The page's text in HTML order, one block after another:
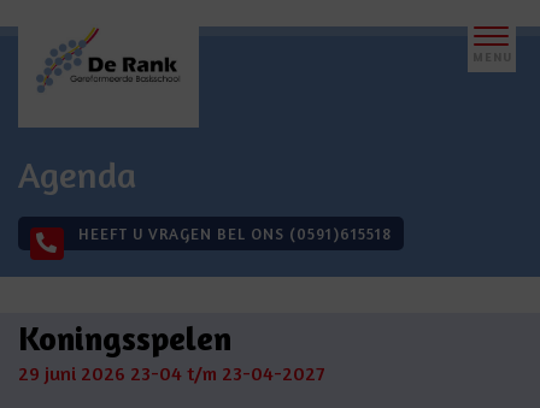
Agenda
HEEFT U VRAGEN BEL ONS (0591)615518
Koningsspelen
29 juni 2026 23-04 t/m 23-04-2027